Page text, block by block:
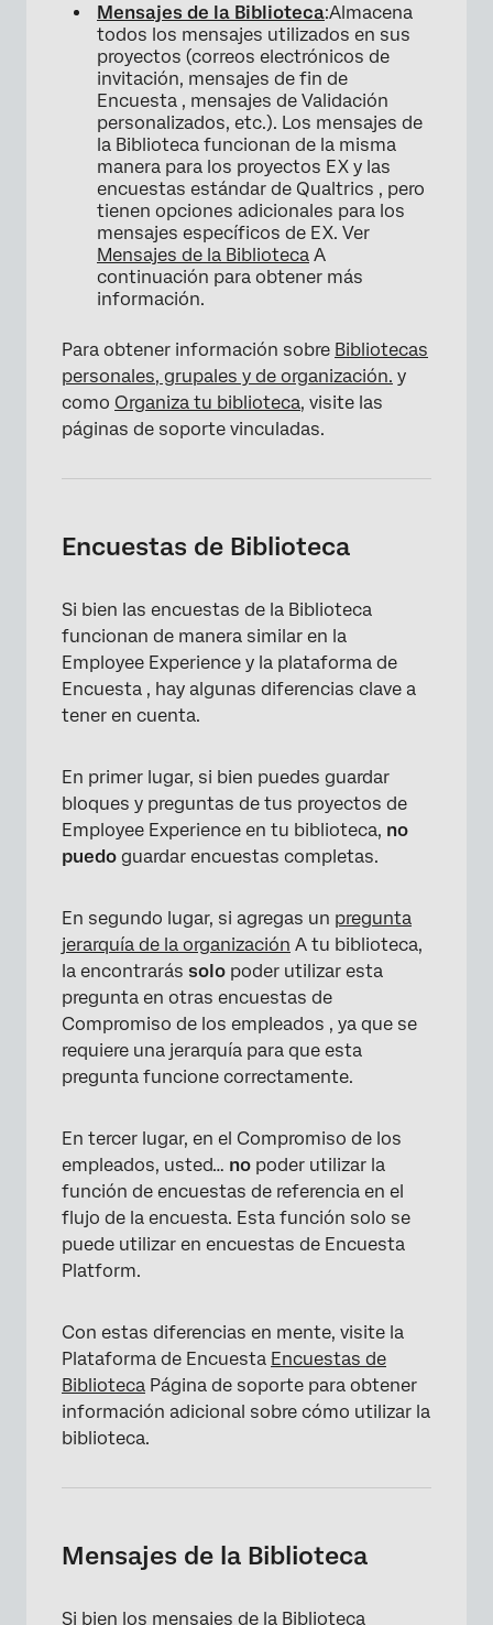
Mensajes de la Biblioteca:Almacena
todos los mensajes utilizados en sus
proyectos (correos electrónicos de
invitación, mensajes de fin de
Encuesta , mensajes de Validación
personalizados, etc.). Los mensajes de
la Biblioteca funcionan de la misma
manera para los proyectos EX y las
encuestas estándar de Qualtrics , pero
tienen opciones adicionales para los
mensajes específicos de EX. Ver
Mensajes de la Biblioteca A
continuación para obtener más
información.
Para obtener información sobre Bibliotecas
personales, grupales y de organización. y
como Organiza tu biblioteca, visite las
páginas de soporte vinculadas.
Encuestas de Biblioteca
Si bien las encuestas de la Biblioteca
funcionan de manera similar en la
Employee Experience y la plataforma de
Encuesta , hay algunas diferencias clave a
tener en cuenta.
En primer lugar, si bien puedes guardar
bloques y preguntas de tus proyectos de
Employee Experience en tu biblioteca, no
puedo guardar encuestas completas.
En segundo lugar, si agregas un pregunta
jerarquía de la organización A tu biblioteca,
la encontrarás solo poder utilizar esta
pregunta en otras encuestas de
Compromiso de los empleados , ya que se
requiere una jerarquía para que esta
pregunta funcione correctamente.
En tercer lugar, en el Compromiso de los
empleados, usted… no poder utilizar la
función de encuestas de referencia en el
flujo de la encuesta. Esta función solo se
puede utilizar en encuestas de Encuesta
Platform.
Con estas diferencias en mente, visite la
Plataforma de Encuesta Encuestas de
Biblioteca Página de soporte para obtener
información adicional sobre cómo utilizar la
biblioteca.
Mensajes de la Biblioteca
Si bien los mensajes de la Biblioteca